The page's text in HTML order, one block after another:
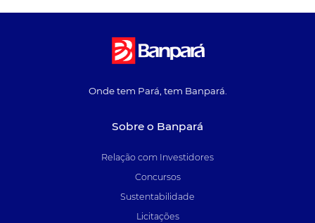
Onde tem Pará, tem Banpará.
Sobre o Banpará
Relação com Investidores
Concursos
Sustentabilidade
Licitações